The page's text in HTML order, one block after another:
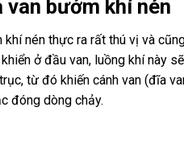
bướm khí nén
nén thực ra rất thú vị và
ở đầu van, luồng khí này
từ đó khiến cánh van (đĩa
đóng dòng chảy.